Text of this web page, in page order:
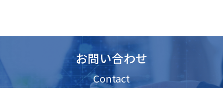
お問い合わせ
Contact